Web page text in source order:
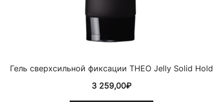
Гель сверхсильной фиксации THEO Jelly Solid Hold
3 259,00₽